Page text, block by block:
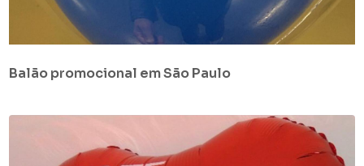
Balão promocional em São Paulo